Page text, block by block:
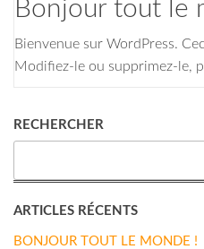
Bonjour tout le
Bienvenue sur WordPress.
Modifiez-le ou supprimez-le,
RECHERCHER
ARTICLES RÉCENTS
BONJOUR TOUT LE MONDE !